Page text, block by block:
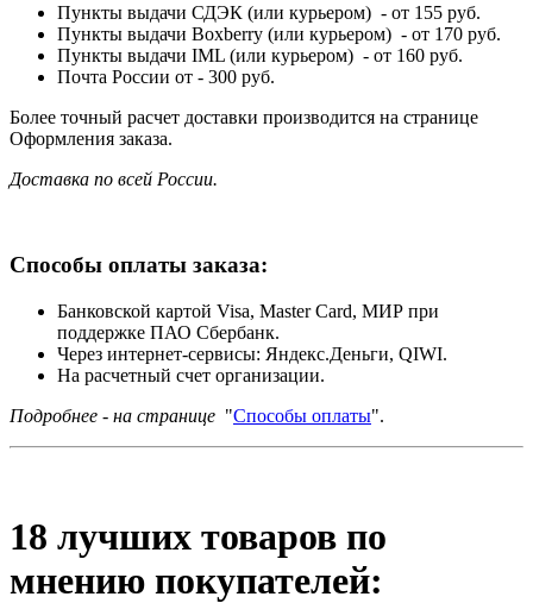
Пункты выдачи СДЭК (или курьером) - от 155 руб.
Пункты выдачи Boxberry (или курьером) - от 170 руб.
Пункты выдачи IML (или курьером) - от 160 руб.
Почта России от - 300 руб.
Более точный расчет доставки производится на странице
Оформления заказа.
Доставка по всей России.
Способы оплаты заказа:
Банковской картой Visa, Master Card, МИР при
поддержке ПАО Сбербанк.
Через интернет-сервисы: Яндекс.Деньги, QIWI.
На расчетный счет организации.
Подробнее - на странице "Способы оплаты".
18 лучших товаров по
мнению покупателей: